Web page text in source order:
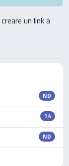
un link a
ND
14
ND